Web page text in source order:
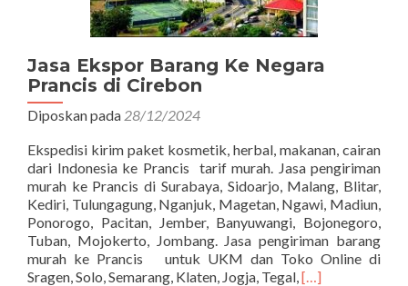
Jasa Ekspor Barang Ke Negara
Prancis di Cirebon
Diposkan pada 28/12/2024
Ekspedisi kirim paket kosmetik, herbal, makanan, cairan
dari Indonesia ke Prancis tarif murah. Jasa pengiriman
murah ke Prancis di Surabaya, Sidoarjo, Malang, Blitar,
Kediri, Tulungagung, Nganjuk, Magetan, Ngawi, Madiun,
Ponorogo, Pacitan, Jember, Banyuwangi, Bojonegoro,
Tuban, Mojokerto, Jombang. Jasa pengiriman barang
murah ke Prancis untuk UKM dan Toko Online di
Sragen, Solo, Semarang, Klaten, Jogja, Tegal,Read
[…]